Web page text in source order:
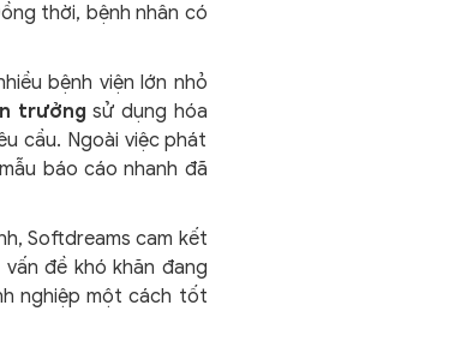
thời, bệnh nhân có
bệnh viện lớn nhỏ
trưởng sử dụng hóa
cầu. Ngoài việc phát
báo cáo nhanh đã
Softdreams cam kết
đề khó khăn đang
nghiệp một cách tốt